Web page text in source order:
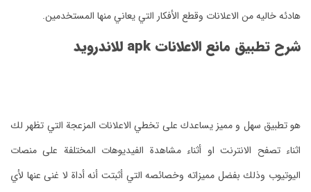
هادئه خاليه من الاعلانات وقطع الأفكار التي يعاني منها المستخدمين.
شرح تطبيق مانع الاعلانات apk للاندرويد
هو تطبيق سهل و مميز يساعدك على تخطي الاعلانات المزعجة التي تظهر لك
اثناء تصفح الانترنت او أثناء مشاهدة الفيديوهات المختلفة على منصات
اليوتيوب وذلك بفضل مميزاته وخصائصه التي أثبتت أنه أداة لا غنى عنها لأي